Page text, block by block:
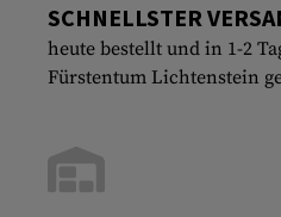
SCHNELLSTER
heute bestellt und in 1-2
Fürstentum Lichtenstein